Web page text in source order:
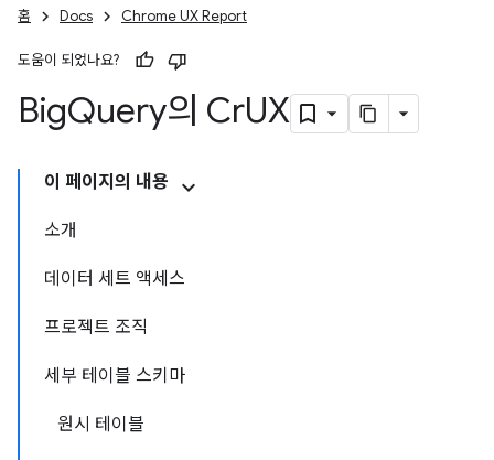
홈 Docs Chrome UX Report
도움이 되었나요?
BigQuery의 CrUX
이 페이지의 내용
소개
데이터 세트 액세스
프로젝트 조직
세부 테이블 스키마
원시 테이블